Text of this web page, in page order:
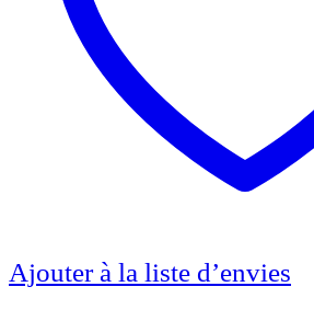
Ajouter à la liste d’envies